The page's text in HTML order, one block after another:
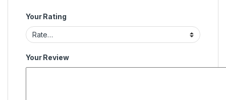
Your Rating
Your Review